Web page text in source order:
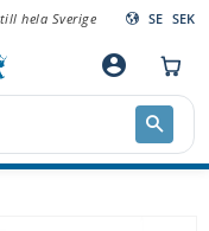
hela Sverige SE SEK
account_circle